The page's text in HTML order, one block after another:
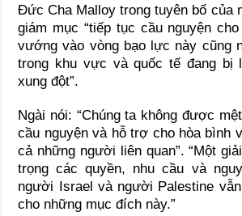
Đức Cha Malloy trong tuyên bố của
giám mục “tiếp tục cầu nguyện
vướng vào vòng bạo lực này cũng
trong khu vực và quốc tế đang bị
xung đột”.
Ngài nói: “Chúng ta không được
cầu nguyện và hỗ trợ cho hòa bình
cả những người liên quan”. “Một
trọng các quyền, nhu cầu và
người Israel và người Palestine
cho những mục đích này.”